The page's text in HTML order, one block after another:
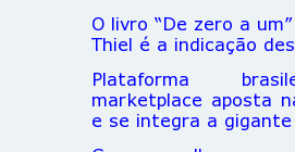
O livro “De zero a
Thiel é a indicação
Plataforma
marketplace aposta
e se integra a